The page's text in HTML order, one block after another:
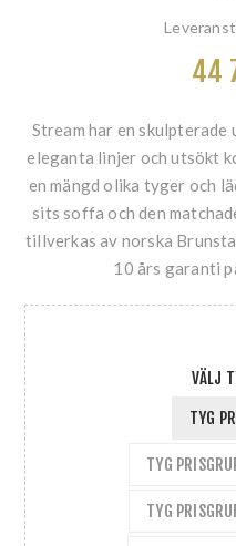
44
Stream har en skulpterade
eleganta linjer och utsökt
en mängd olika tyger och
sits soffa och den
tillverkas av norska
10 års garanti
VÄLJ
TYG
TYG
TYG